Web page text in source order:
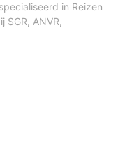
in Reizen
SGR, ANVR,